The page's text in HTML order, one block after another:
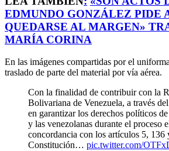
EDMUNDO GONZÁLEZ PIDE
QUEDARSE AL MARGEN»
MARÍA CORINA
En las imágenes compartidas por el
traslado de parte del material por vía aérea.
Con la finalidad de contribuir con la
Bolivariana de Venezuela, a través
en garantizar los derechos políticos
y las venezolanas durante el proceso
concordancia con los artículos 5, 136
Constitución… pic.twitter.com/